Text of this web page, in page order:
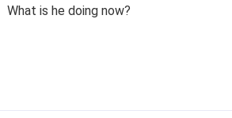
What is he doing now?